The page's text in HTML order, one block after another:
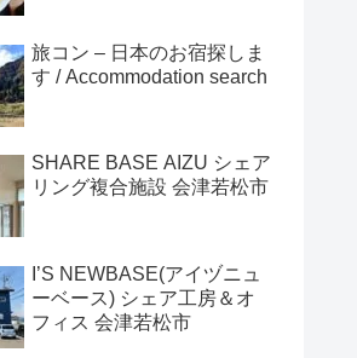
旅コン – 日本のお宿探しま
す / Accommodation search
SHARE BASE AIZU シェア
リング複合施設 会津若松市
I’S NEWBASE(アイヅニュ
ーベース) シェア工房＆オ
フィス 会津若松市